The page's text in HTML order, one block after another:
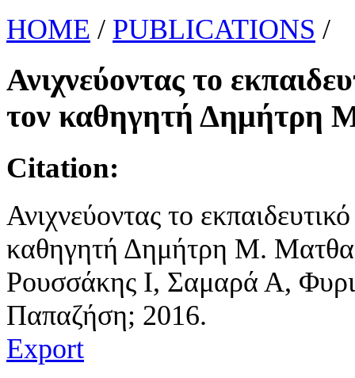
HOME / PUBLICATIONS /
Ανιχνεύοντας το
τον καθηγητή Δημήτρη
Citation:
Ανιχνεύοντας το
καθηγητή Δημήτρη Μ.
Ρουσσάκης Ι, Σαμαρά Α,
Παπαζήση; 2016.
Export